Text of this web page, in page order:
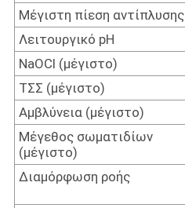
Μέγιστη πίεση αντίπλυσης
Λειτουργικό pH
NaOCl (μέγιστο)
ΤΣΣ (μέγιστο)
Αμβλύνεια (μέγιστο)
Μέγεθος σωματιδίων
(μέγιστο)
Διαμόρφωση ροής